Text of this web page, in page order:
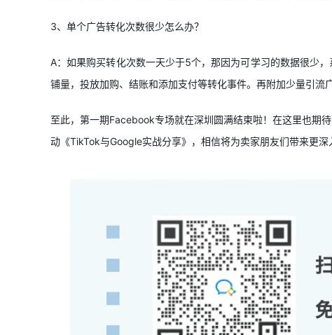
3、单个广告转化次数很少怎么办？
A：如果购买转化次数一天少于5个，那因为可学习的数据很少
铺量，投放加购、结账和添加支付等转化事件。再附加少量引流
至此，第一期Facebook专场就在深圳圆满结束啦！在这里也期
动《TikTok与Google实战分享》，相信将为卖家朋友们带来更深